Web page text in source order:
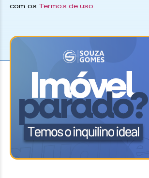
com os Termos de uso